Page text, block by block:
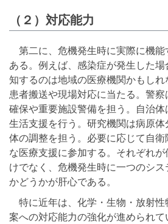
（２）対応能力
第二に、危機発生時に実際に機能
ある。例えば、感染症が発生した
知するのは地域の医療機関かもし
患者搬送や現場対応に当たる。警
確保や重要施設警備を担う。自治
生活支援を行う。研究機関は病原
体の調整を担う。必要に応じて自
な医療支援に参加する。それぞれ
けでなく、危機発生時に一つのシ
かどうかが肝心である。
特に近年は、化学・生物・放射性
案への対応能力の強化が進められ